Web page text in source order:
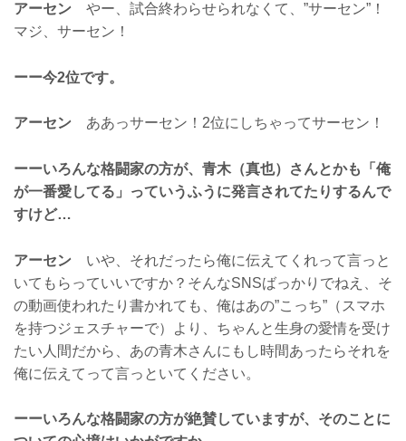
アーセン やー、試合終わらせられなくて、”サーセン”！
マジ、サーセン！
ーー今2位です。
アーセン ああっサーセン！2位にしちゃってサーセン！
ーーいろんな格闘家の方が、青木（真也）さんとかも「俺
が一番愛してる」っていうふうに発言されてたりするんで
すけど…
アーセン いや、それだったら俺に伝えてくれって言っと
いてもらっていいですか？そんなSNSばっかりでねえ、そ
の動画使われたり書かれても、俺はあの”こっち”（スマホ
を持つジェスチャーで）より、ちゃんと生身の愛情を受け
たい人間だから、あの青木さんにもし時間あったらそれを
俺に伝えてって言っといてください。
ーーいろんな格闘家の方が絶賛していますが、そのことに